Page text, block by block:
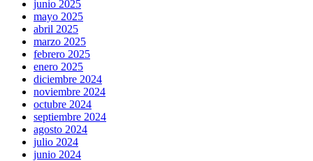
junio 2025
mayo 2025
abril 2025
marzo 2025
febrero 2025
enero 2025
diciembre 2024
noviembre 2024
octubre 2024
septiembre 2024
agosto 2024
julio 2024
junio 2024